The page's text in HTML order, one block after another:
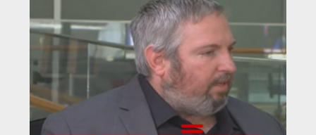
מלאו את הפרטים ונחזור אליכם במהירות